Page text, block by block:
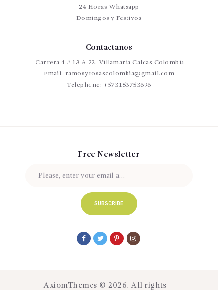
24 Horas Whatsapp
Domingos y Festivos
Contactanos
Carrera 4 # 13 A 22, Villamaría Caldas Colombia
Email: ramosyrosascolombia@gmail.com
Telephone: +573153753696
Free Newsletter
AxiomThemes © 2026. All rights